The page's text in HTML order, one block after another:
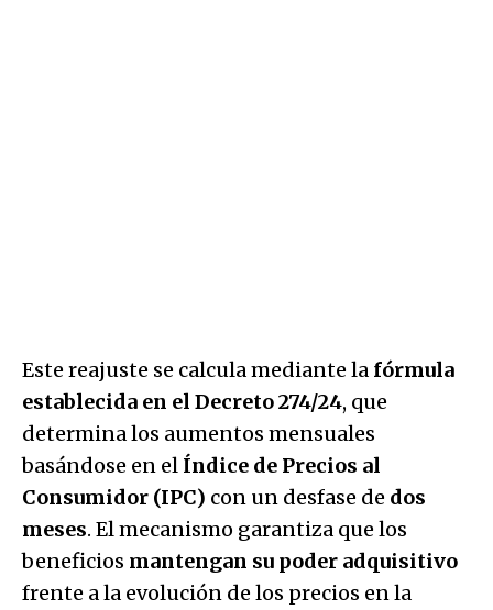
Este reajuste se calcula mediante la fórmula
establecida en el Decreto 274/24, que
determina los aumentos mensuales
basándose en el Índice de Precios al
Consumidor (IPC) con un desfase de dos
meses. El mecanismo garantiza que los
beneficios mantengan su poder adquisitivo
frente a la evolución de los precios en la